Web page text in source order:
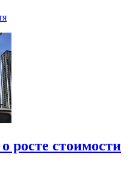
росте стоимости